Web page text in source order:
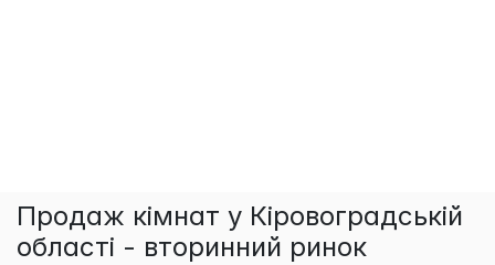
Продаж кімнат у Кіровоградській
області - вторинний ринок